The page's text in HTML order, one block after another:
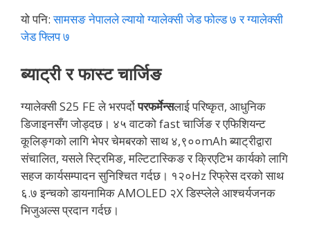
यो पनि:सामसङ नेपालले ल्यायो ग्यालेक्सी जेड फोल्ड ७ र ग्यालेक्सी
जेड फ्लिप ७
ब्याट्री र फास्ट चार्जिङ
ग्यालेक्सी S25 FE ले भरपर्दोपरफर्मेन्सलाई परिष्कृत, आधुनिक
डिजाइनसँग जोड्दछ। ४५ वाटको fast चार्जिङ र एफिशियन्ट
कूलिङ्गको लागि भेपर चेमबरको साथ ४,९००mAh ब्याट्रीद्वारा
संचालित, यसले स्ट्रिमिङ, मल्टिटास्किङ र क्रिएटिभ कार्यको लागि
सहज कार्यसम्पादन सुनिश्चित गर्दछ। १२०Hz रिफ्रेस दरको साथ
६.७ इन्चको डायनामिक AMOLED २X डिस्प्लेले आश्चर्यजनक
भिजुअल्स प्रदान गर्दछ।